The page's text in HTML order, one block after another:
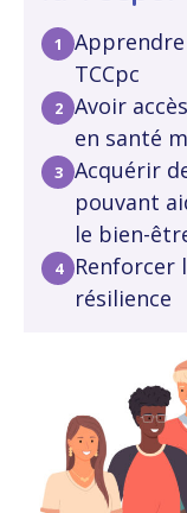
TCCpc
Avoir
en santé
Acquérir
pouvant
le bien-
Renforcer
résilience